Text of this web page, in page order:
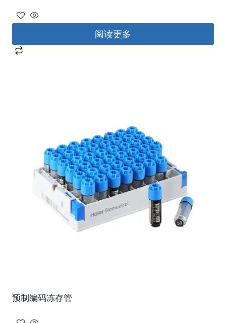
阅读更多
预制编码冻存管